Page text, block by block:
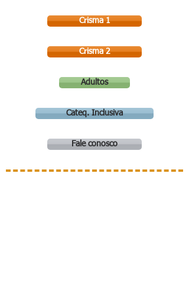
Crisma 1
Crisma 2
Adultos
Cateq. Inclusiva
Fale conosco